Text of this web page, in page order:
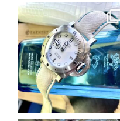
earnest_by_castplanning
5月 19